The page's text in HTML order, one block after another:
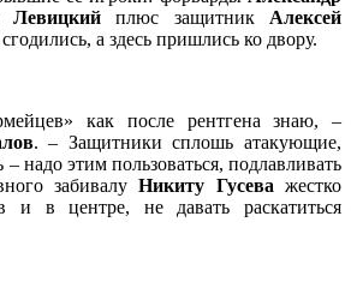
Левицкийплюс защитник Алексей
а здесь пришлись ко двору.
как после рентгена знаю, –
. – Защитники сплошь атакующие,
надо этим пользоваться, подлавливать
забивалуНикиту Гусева жестко
и в центре, не давать раскатиться